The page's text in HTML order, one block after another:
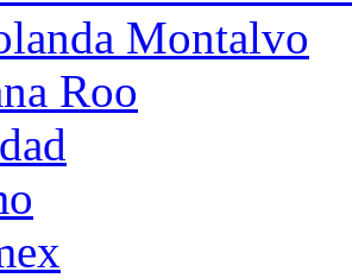
Montalvo
Roo